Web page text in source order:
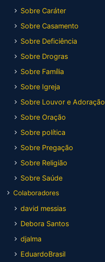
Sobre Caráter
Sobre Casamento
Sobre Deficiência
Sobre Drogras
Sobre Família
Sobre Igreja
Sobre Louvor e Adoração
Sobre Oração
Sobre política
Sobre Pregação
Sobre Religião
Sobre Saúde
Colaboradores
david messias
Debora Santos
djalma
EduardoBrasil